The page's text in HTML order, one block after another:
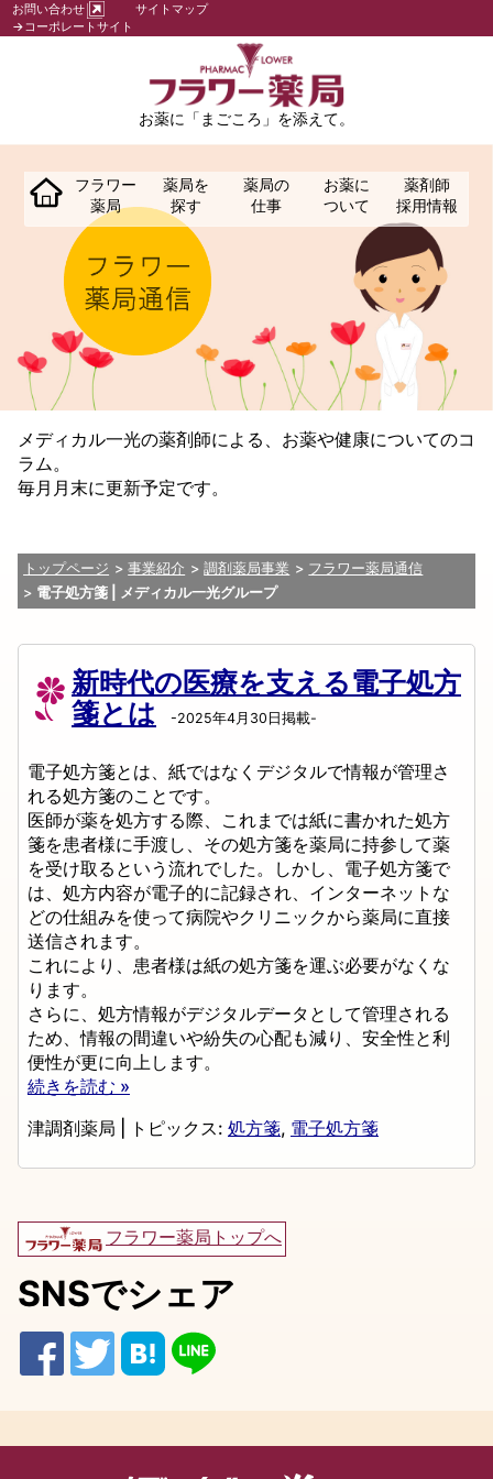
お薬に「まごころ」を添えて。
フラワー
薬局
薬局を
探す
薬局の
仕事
お薬に
ついて
薬剤師
採用情報
お問い合わせ
サイトマップ
→コーポレートサイト
メディカル一光の薬剤師による、お薬や健康についてのコ
ラム。
毎月月末に更新予定です。
トップページ 事業紹介 調剤薬局事業
フラワー薬局通信
電子処方箋 | メディカル一光グループ
新時代の医療を支える電子処方
箋とは -2025年4月30日掲載-
電子処方箋とは、紙ではなくデジタルで情報が管理さ
れる処方箋のことです。
医師が薬を処方する際、これまでは紙に書かれた処方
箋を患者様に手渡し、その処方箋を薬局に持参して薬
を受け取るという流れでした。しかし、電子処方箋で
は、処方内容が電子的に記録され、インターネットな
どの仕組みを使って病院やクリニックから薬局に直接
送信されます。
これにより、患者様は紙の処方箋を運ぶ必要がなくな
ります。
さらに、処方情報がデジタルデータとして管理される
ため、情報の間違いや紛失の心配も減り、安全性と利
便性が更に向上します。
続きを読む »
津調剤薬局
トピックス: 処方箋, 電子処方箋
フラワー薬局トップへ
SNSでシェア